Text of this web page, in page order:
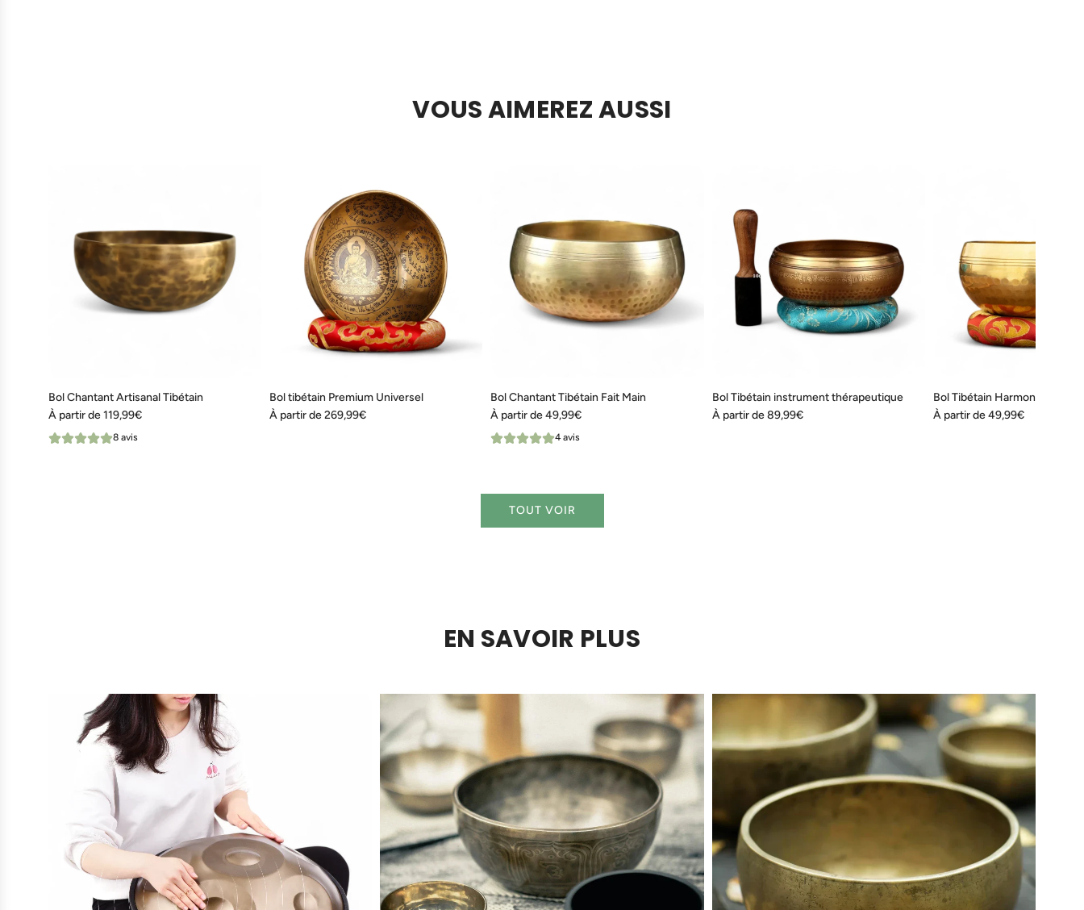
VOUS AIMEREZ AUSSI
Bol Chantant Artisanal Tibétain
À partir de119,99€
8 avis
Bol tibétain Premium Universel
À partir de269,99€
Bol Chantant Tibétain Fait Main
À partir de 49,99€
4 avis
Bol Tibétain instrument thérapeutique
À partir de89,99€
Bol Tibétain Harmonie
À partir de49,99€
TOUT VOIR
EN SAVOIR PLUS